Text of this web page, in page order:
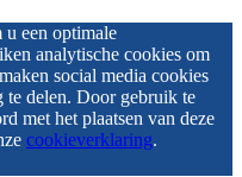
een optimale
analytische cookies om
social media cookies
delen. Door gebruik te
met het plaatsen van deze
cookieverklaring.